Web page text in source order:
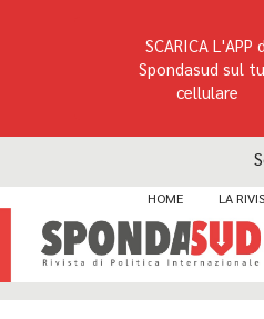
HOME LA
SCARICA L'APP
Spondasud sul
cellulare